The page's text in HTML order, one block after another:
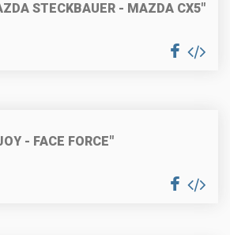
STECKBAUER - MAZDA CX5"
- FACE FORCE"